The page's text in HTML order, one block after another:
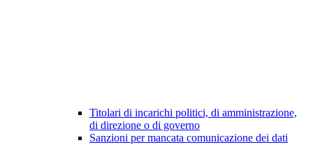
Titolari di incarichi politici, di amministrazione,
di direzione o di governo
Sanzioni per mancata comunicazione dei dati